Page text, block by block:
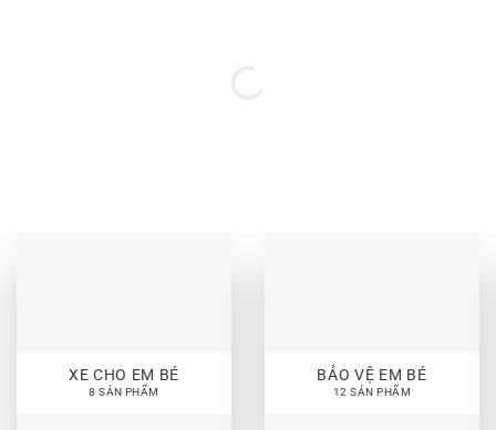
XE CHO EM BÉ
8 SẢN PHẨM
BẢO VỆ EM BÉ
12 SẢN PHẨM